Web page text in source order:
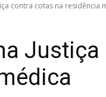
contra cotas na residência